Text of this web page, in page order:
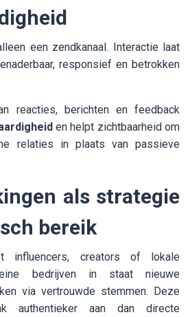
een zendkanaal. Interactie laat
responsief en betrokken
reacties, berichten en feedback
en helpt zichtbaarheid om
relaties in plaats van passieve
als strategie
bereik
influencers, creators of lokale
bedrijven in staat nieuwe
via vertrouwde stemmen. Deze
authentieker aan dan directe